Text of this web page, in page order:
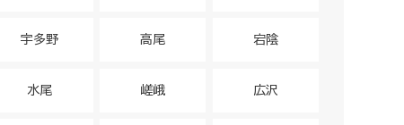
宇多野 高尾 宕陰
水尾 嵯峨 広沢